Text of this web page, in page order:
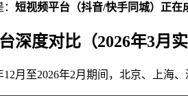
短视频平台（抖音/快手同城）正在
深度对比（2026年3月实
12月至2026年2月期间，北京、上海